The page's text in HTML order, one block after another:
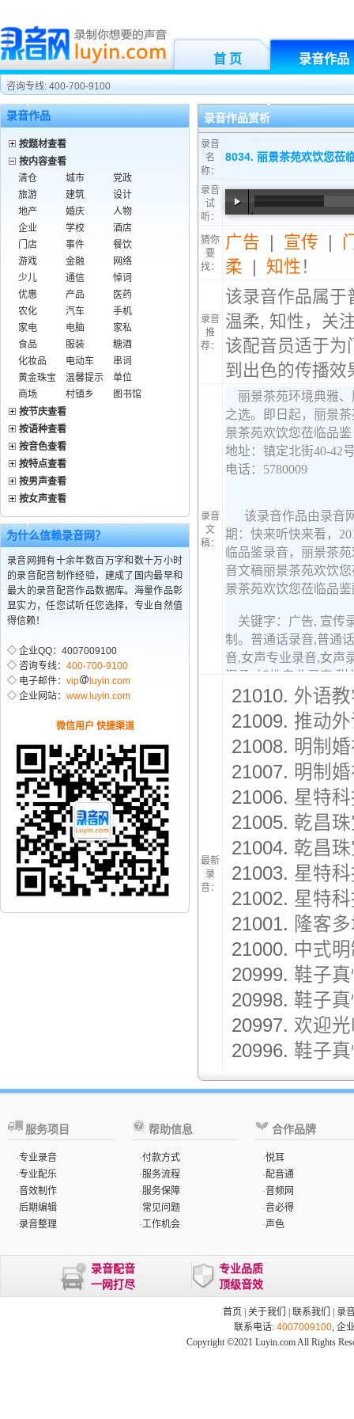
首 页 录音作品
咨询专线: 400-700-9100
录音作品
按题材查看
按内容查看
清仓
城市
党政
旅游
建筑
设计
地产
婚庆
人物
企业
学校
酒店
门店
事件
餐饮
游戏
金融
网络
少儿
通信
悼词
优惠
产品
医药
农化
汽车
手机
家电
电脑
家私
食品
服装
糖酒
化妆品
电动车
串词
黄金珠宝
温馨提示
单位
商场
村镇乡
图书馆
按节庆查看
按语种查看
按音色查看
按特点查看
按男声查看
按女声查看
为什么信赖录音网？
录音网拥有十余年数百万字和数十万小时
的录音配音制作经验，建成了国内最早和
最大的录音配音作品数据库。海量作品彰
显实力，任您试听任您选择，专业自然值
得信赖！
◇ 企业QQ：4007009100
◇ 咨询专线： 400-700-9100
◇ 电子邮件： vip
luyin.com
◇ 企业网站： www.luyin.com
微信用户 快捷渠道
录音作品赏析
录音
名
称：
8034. 丽景茶苑欢饮您莅
录音
试
听：
猜你
要
找：
广告 | 宣传 |
柔 | 知性 ！
录音
推
荐：
该录音作品属于
温柔, 知性，关
该配音员适于为
到出色的传播效
录音
文
稿：
最新
录
音：
21010. 外语
21009. 推动
21008. 明制
21007. 明制
21006. 星特
21005. 乾昌
21004. 乾昌
21003. 星特
21002. 星特
21001. 隆客
21000. 中式
20999. 鞋子
20998. 鞋子
20997. 欢迎
20996. 鞋子
服务项目
·专业录音
·专业配乐
·音效制作
·后期编辑
·录音整理
帮助信息
·付款方式
·服务流程
·服务保障
·常见问题
·工作机会
合作品牌
·悦耳
·配音通
·音频网
·音必得
·声色
录音配音
一网打尽
专业品质
顶级音效
首页 关于我们 联系我们
录
联系电话: 4007009100, 企
Copyright ©2021 Luyin.com All Rights